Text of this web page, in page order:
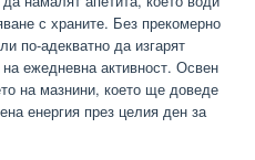
с храните. Без прекомерно
по-адекватно да изгарят
ежедневна активност. Освен
на мазнини, което ще доведе
енергия през целия ден за